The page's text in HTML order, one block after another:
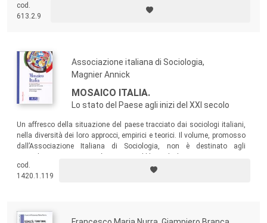
fattore cruciale nello sviluppo di una visione di scenari possibili in cui il
territorio è concepito come “distretto dell’economia sociale”.
cod.
613.2.9
Associazione italiana di Sociologia,
Magnier Annick
MOSAICO ITALIA.
Lo stato del Paese agli inizi del XXI secolo
Un affresco della situazione del paese tracciato dai sociologi italiani,
nella diversità dei loro approcci, empirici e teorici. Il volume, promosso
dall’Associazione Italiana di Sociologia, non è destinato agli
comprendere la contemporaneità.
cod.
1420.1.119